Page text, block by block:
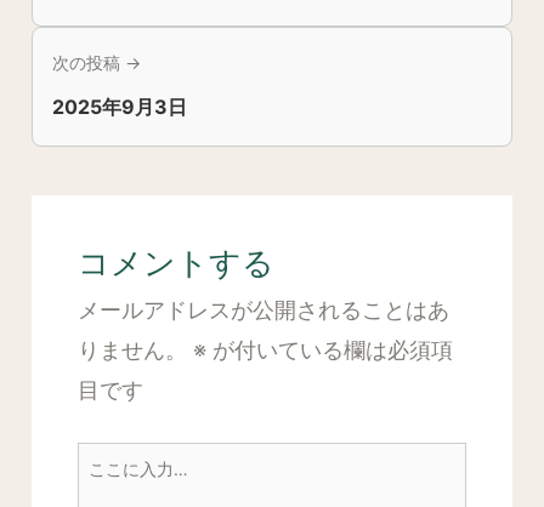
次の投稿 →
2025年9月3日
コメントする
メールアドレスが公開されることはあ
りません。
※ が付いている欄は必須項
目です
こ